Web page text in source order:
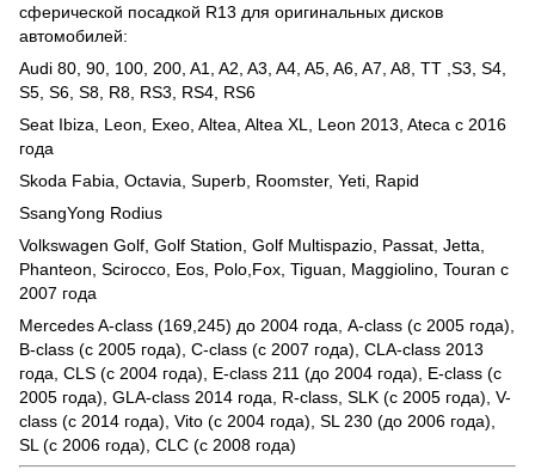
сферической посадкой R13 для оригинальных дисков
автомобилей:
Audi 80, 90, 100, 200, A1, A2, A3, A4, A5, A6, A7, A8, TT ,S3, S4,
S5, S6, S8, R8, RS3, RS4, RS6
Seat Ibiza, Leon, Exeo, Altea, Altea XL, Leon 2013, Ateca с 2016
года
Skoda Fabia, Octavia, Superb, Roomster, Yeti, Rapid
SsangYong Rodius
Volkswagen Golf, Golf Station, Golf Multispazio, Passat, Jetta,
Phanteon, Scirocco, Eos, Polo,Fox, Tiguan, Maggiolino, Touran с
2007 года
Mercedes A-class (169,245) до 2004 года, A-class (с 2005 года),
B-class (с 2005 года), C-class (с 2007 года), CLA-class 2013
года, CLS (с 2004 года), E-class 211 (до 2004 года), E-class (с
2005 года), GLA-class 2014 года, R-class, SLK (с 2005 года), V-
class (с 2014 года), Vito (с 2004 года), SL 230 (до 2006 года),
SL (с 2006 года), CLC (с 2008 года)